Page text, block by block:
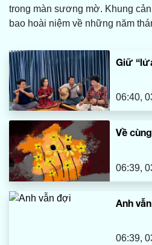
trong màn sương mờ. Khung
bao hoài niệm về những năm
lặng lẽ vun vén và chăm sóc cho
giữa bao nhiêu vật dụng thân
chiếc máy may cũ kỹ của mẹ,
bị thời gian lãng quên.
Giữ
06:40,
Về
06:39,
Anh
06:39,